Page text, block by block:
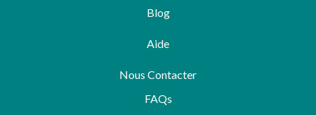
Blog
Aide
Nous Contacter
FAQs